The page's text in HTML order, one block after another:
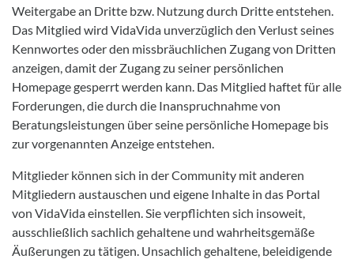
Weitergabe an Dritte bzw. Nutzung durch Dritte entstehen.
Das Mitglied wird VidaVida unverzüglich den Verlust seines
Kennwortes oder den missbräuchlichen Zugang von Dritten
anzeigen, damit der Zugang zu seiner persönlichen
Homepage gesperrt werden kann. Das Mitglied haftet für alle
Forderungen, die durch die Inanspruchnahme von
Beratungsleistungen über seine persönliche Homepage bis
zur vorgenannten Anzeige entstehen.
Mitglieder können sich in der Community mit anderen
Mitgliedern austauschen und eigene Inhalte in das Portal
von VidaVida einstellen. Sie verpflichten sich insoweit,
ausschließlich sachlich gehaltene und wahrheitsgemäße
Äußerungen zu tätigen. Unsachlich gehaltene, beleidigende